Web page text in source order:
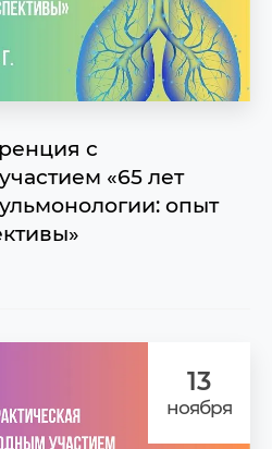
с
«65 лет
опыт
13
ноября